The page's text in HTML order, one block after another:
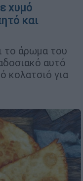
χυμό
και
το άρωμα του
αυτό
κολατσιό για